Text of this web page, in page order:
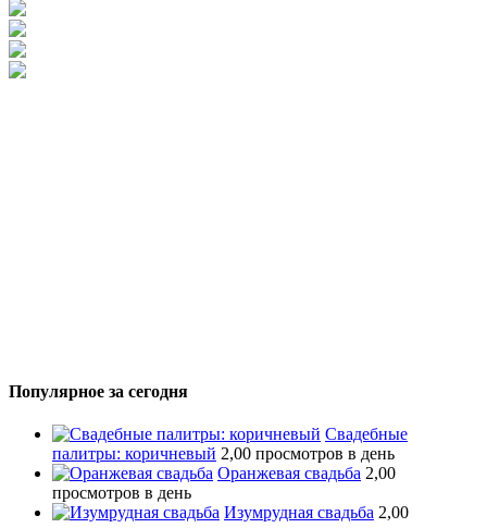
Популярное за сегодня
Свадебные
палитры: коричневый 2,00 просмотров в день
Оранжевая свадьба 2,00
просмотров в день
Изумрудная свадьба 2,00